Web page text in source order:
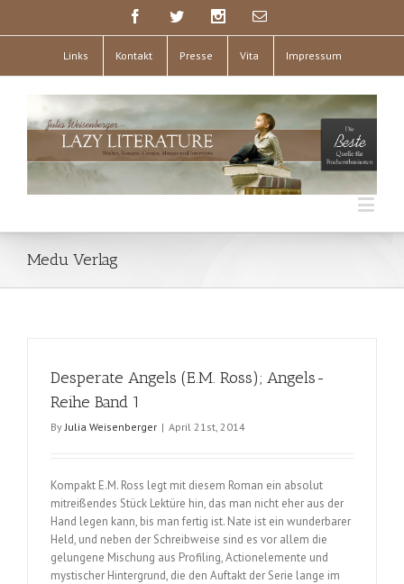
Links Kontakt Presse Vita Impressum
Medu Verlag
Desperate Angels (E.M. Ross); Angels-
Reihe Band 1
ByJulia Weisenberger | April 21st, 2014
Kompakt E.M. Ross legt mit diesem Roman ein absolut
mitreißendes Stück Lektüre hin, das man nicht eher aus der
Hand legen kann, bis man fertig ist. Nate ist ein wunderbarer
Held, und neben der Schreibweise sind es vor allem die
gelungene Mischung aus Profiling, Actionelemente und
mystischer Hintergrund, die den Auftakt der Serie lange im